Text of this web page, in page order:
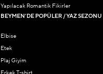
Yapılacak Romantik Fikirler
BEYMEN’DE POPÜLER / YAZ SEZONU
Elbise
Etek
Plaj Giyim